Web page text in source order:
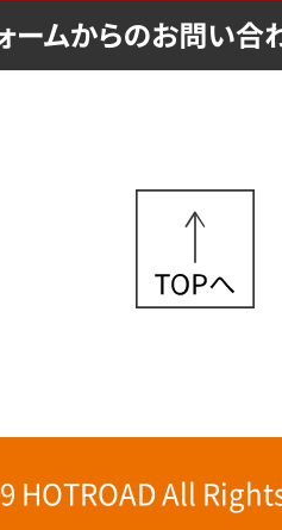
HOTROAD All